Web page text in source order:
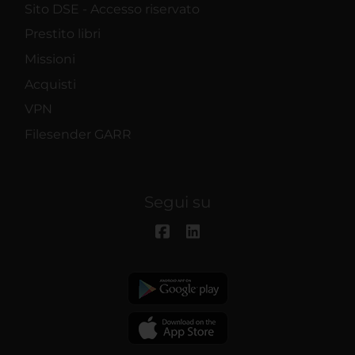
Sito DSE - Accesso riservato
Prestito libri
Missioni
Acquisti
VPN
Filesender GARR
Segui su